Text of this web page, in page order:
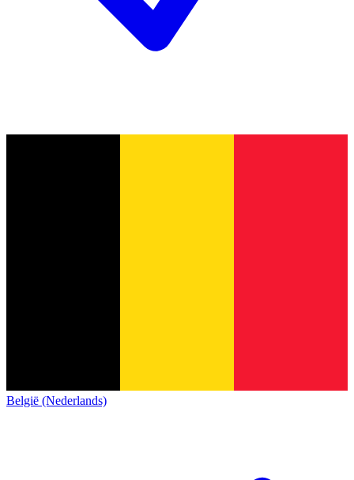
België (Nederlands)